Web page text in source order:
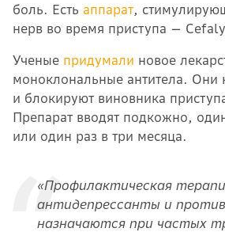
боль. Есть аппарат,
нерв во время приступа —
Ученые придумали новое
моноклональные антитела. Они
и блокируют виновника
Препарат вводят подкожно,
или один раз в три месяца.
«Профилактическая
антидепрессанты и
назначаются при частых